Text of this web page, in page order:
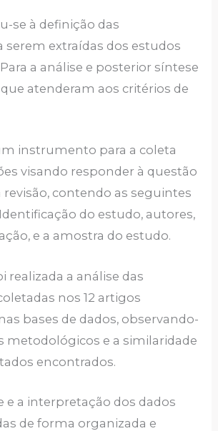
à definição das
serem extraídas dos estudos
a análise e posterior síntese
atenderam aos critérios de
instrumento para a coleta
visando responder à questão
revisão, contendo as seguintes
do estudo, autores,
e a amostra do estudo.
realizada a análise das
nos 12 artigos
bases de dados, observando-
metodológicos e a similaridade
encontrados.
e a interpretação dos dados
de forma organizada e